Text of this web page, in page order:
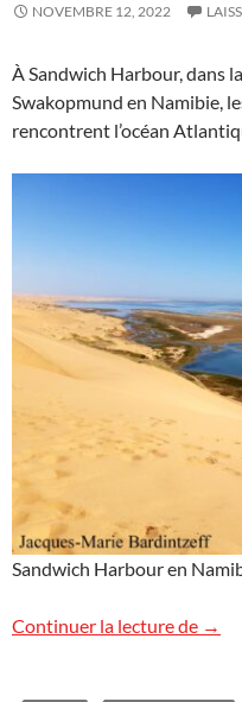
NOVEMBRE 12, 2022
À Sandwich Harbour, dans
Swakopmund en Namibie,
rencontrent l’océan
Sandwich Harbour en
Continuer la lecture de →